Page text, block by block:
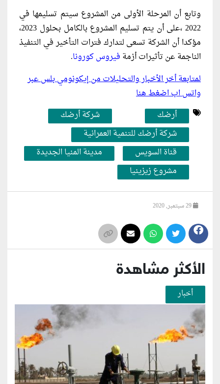
وتابع أن المرحلة الأولى من المشروع سيتم تسليمها في
2022 ،على أن يتم تسليم المشروع بالكامل بحلول 2023،
مؤكدا أن الشركة تسعى لتدارك فترات التأخير في التنفيذ
الناجمة عن تأثيرات أزمة فيروس كورونا.
لمتابعة أخر الأخبار والتحليلات من إيكونومي بلس عبر
واتس اب اضغط هنا
أرضك
شركة أرضك
شركة أرضك للتنمية العمرانية
قناة السويس
مدينة المنيا الجديدة
مشروع زيزينيا
الأكثر مشاهدة
أخبار